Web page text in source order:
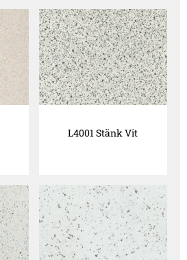
L4001 Stänk Vit